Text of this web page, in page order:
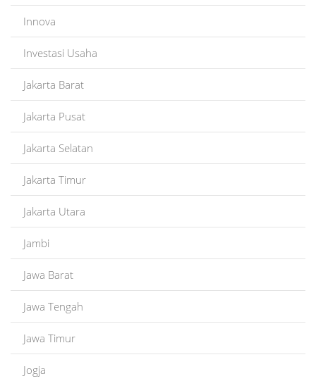
Innova
Investasi Usaha
Jakarta Barat
Jakarta Pusat
Jakarta Selatan
Jakarta Timur
Jakarta Utara
Jambi
Jawa Barat
Jawa Tengah
Jawa Timur
Jogja